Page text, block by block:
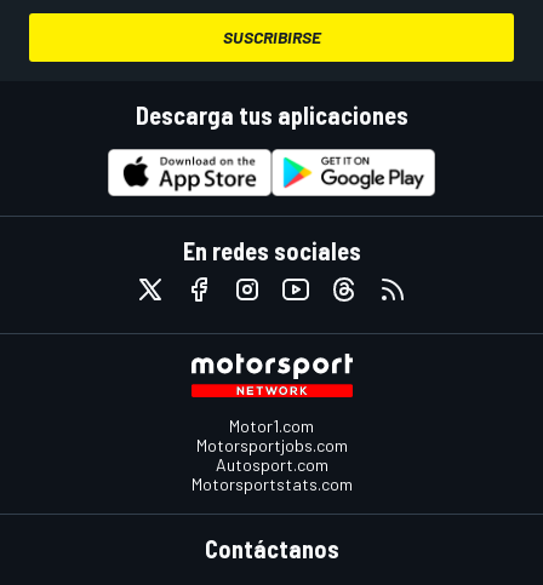
SUSCRIBIRSE
Descarga tus aplicaciones
En redes sociales
Motor1.com
Motorsportjobs.com
Autosport.com
Motorsportstats.com
Contáctanos